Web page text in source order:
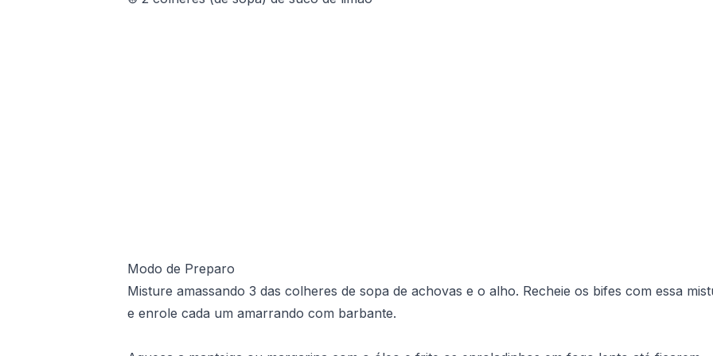
Modo de Preparo
Misture amassando 3 das colheres de sopa de achovas e o alho. Recheie os bifes com essa
e enrole cada um amarrando com barbante.